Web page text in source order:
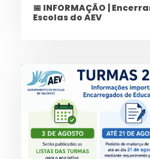
📅 INFORMAÇÃO |
Escolas do AEV